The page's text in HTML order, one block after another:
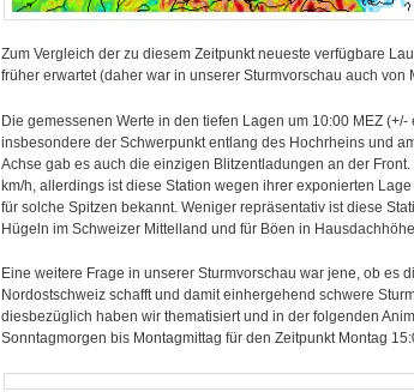
Zum Vergleich der zu diesem Zeitpunkt neueste verfügbare
früher erwartet (daher war in unserer Sturmvorschau auch
Die gemessenen Werte in den tiefen Lagen um 10:00 MEZ
insbesondere der Schwerpunkt entlang des Hochrheins und
Achse gab es auch die einzigen Blitzentladungen an der
km/h, allerdings ist diese Station wegen ihrer exponierten
für solche Spitzen bekannt. Weniger repräsentativ ist diese
Hügeln im Schweizer Mittelland und für Böen in
Eine weitere Frage in unserer Sturmvorschau war jene, ob es
Nordostschweiz schafft und damit einhergehend schwere
diesbezüglich haben wir thematisiert und in der folgenden
Sonntagmorgen bis Montagmittag für den Zeitpunkt Montag